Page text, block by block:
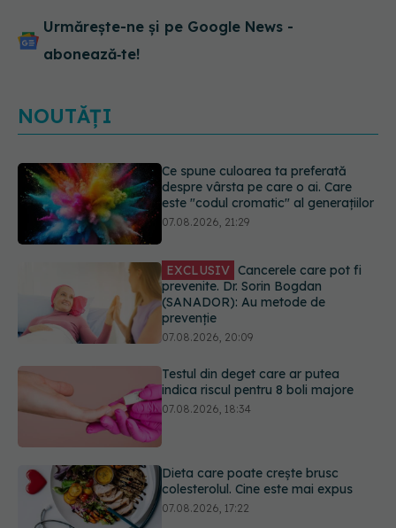
Urmărește-ne și pe Google News -
abonează‑te!
NOUTĂȚI
EXCLUSIV Cancerele care pot fi
prevenite. Dr. Sorin Bogdan
(SANADOR): Au metode de
prevenție
Testul din deget care ar putea
indica riscul pentru 8 boli majore
07.08.2026, 18:34
Dieta care poate crește brusc
colesterolul. Cine este mai expus
07.08.2026, 17:22
PNRR: 174 de milioane de lei pentru
sănătate într-o singură săptămână.
Ce spitale primesc bani